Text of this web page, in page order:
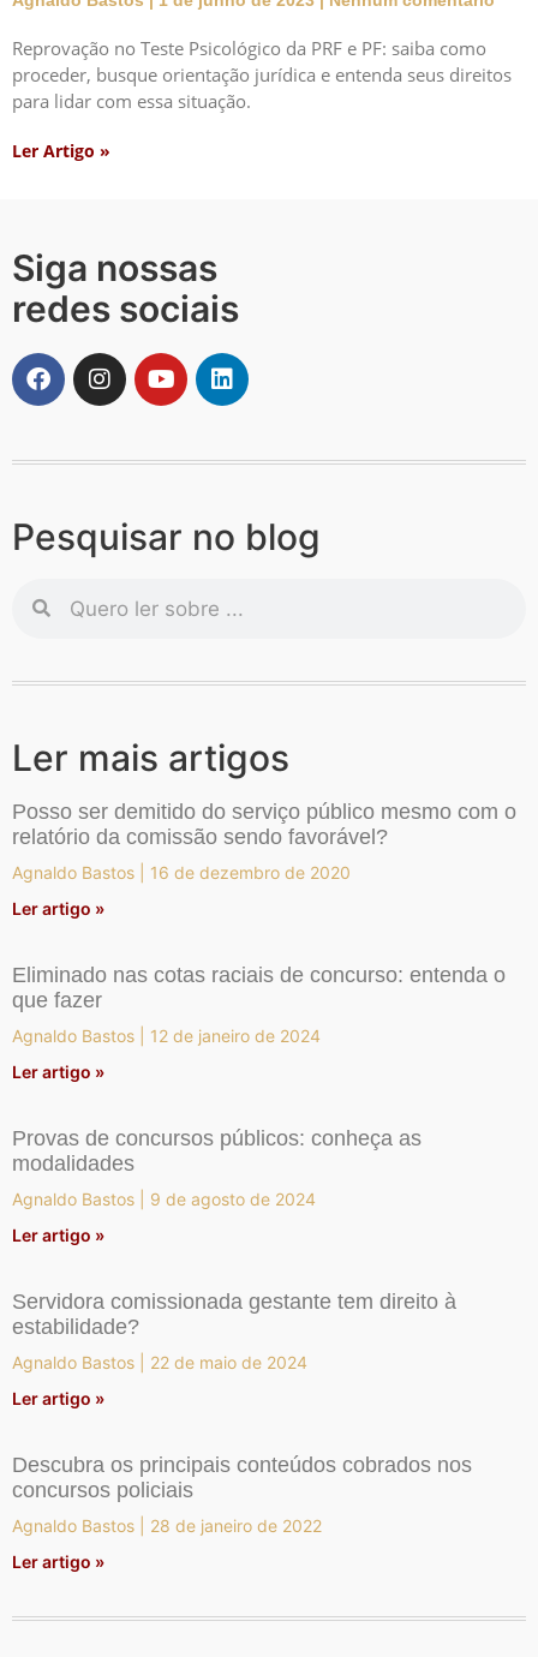
Reprovação no Teste Psicológico da PRF e PF: saiba como
proceder, busque orientação jurídica e entenda seus direitos
para lidar com essa situação.
Ler Artigo »
Siga nossas
redes sociais
Pesquisar no blog
Ler mais artigos
Posso ser demitido do serviço público mesmo com o
relatório da comissão sendo favorável?
Agnaldo Bastos
16 de dezembro de 2020
Ler artigo »
Eliminado nas cotas raciais de concurso: entenda o
que fazer
Agnaldo Bastos
12 de janeiro de 2024
Ler artigo »
Provas de concursos públicos: conheça as
modalidades
Agnaldo Bastos
9 de agosto de 2024
Ler artigo »
Servidora comissionada gestante tem direito à
estabilidade?
Agnaldo Bastos
22 de maio de 2024
Ler artigo »
Descubra os principais conteúdos cobrados nos
concursos policiais
Agnaldo Bastos
28 de janeiro de 2022
Ler artigo »